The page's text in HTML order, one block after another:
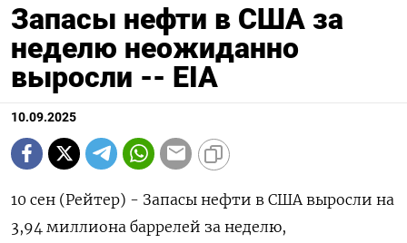
Запасы нефти в США за
неделю неожиданно
выросли -- EIA
10.09.2025
10 сен (Рейтер) - Запасы нефти в США выросли на
3,94 миллиона баррелей за неделю,